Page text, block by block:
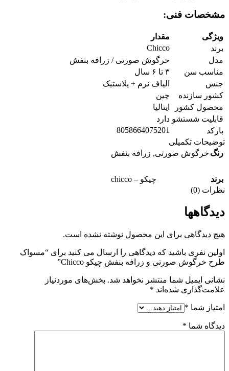
مشخصات فنی:
ویژگی
مقدار
برند
Chicco
مدل
خرگوش صورتی / زرافه بنفش
مناسب سن
۳ تا ۶ سال
جنس
الیاف نرم + پلاستیک
کشور سازنده
چین
محصول کشور
ایتالیا
قابلیت شستشو دارد
بارکد
8058664075201
توضیحات تکمیلی
رنگ خرگوش صورتی, زرافه بنفش
برند
چیکو – chicco
نظرات (0)
دیدگاهها
هیچ دیدگاهی برای این محصول نوشته نشده است.
اولین نفری باشید که دیدگاهی را ارسال می کنید برای “مسواک
طرح خرگوش صورتی و زرافه بنفش چیکو Chicco”
نشانی ایمیل شما منتشر نخواهد شد. بخش‌های موردنیاز
علامت‌گذاری شده‌اند *
امتیاز شما *
دیدگاه شما *